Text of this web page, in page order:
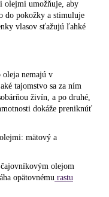
olejmi umožňuje, aby
do pokožky a stimuluje
vlasov sťažujú ľahké
oleja nemajú v
tajomstvo sa za ním
živín, a po druhé,
dokáže preniknúť
mätový a
olejom
opätovnému rastu